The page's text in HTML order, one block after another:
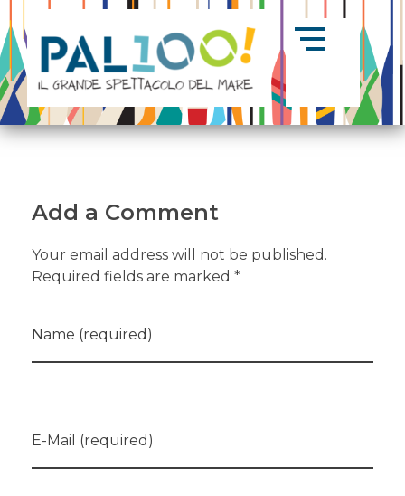
PAL100!
Ep.04 insieme a Cesare Pistarino e Alfredo Tacci
– Cadimare vs Canaletto: La tregua prima del
Palio
Add a Comment
Your email address will not be published.
Required fields are marked *
Name (required)
E-Mail (required)